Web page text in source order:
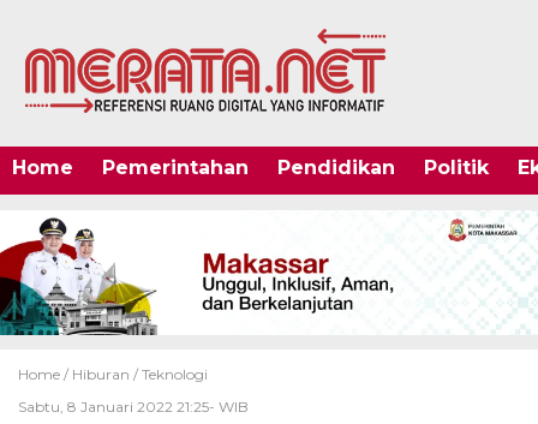
Home Pemerintahan Pendidikan Politik
Home / Hiburan / Teknologi
Sabtu, 8 Januari 2022 21:25- WIB